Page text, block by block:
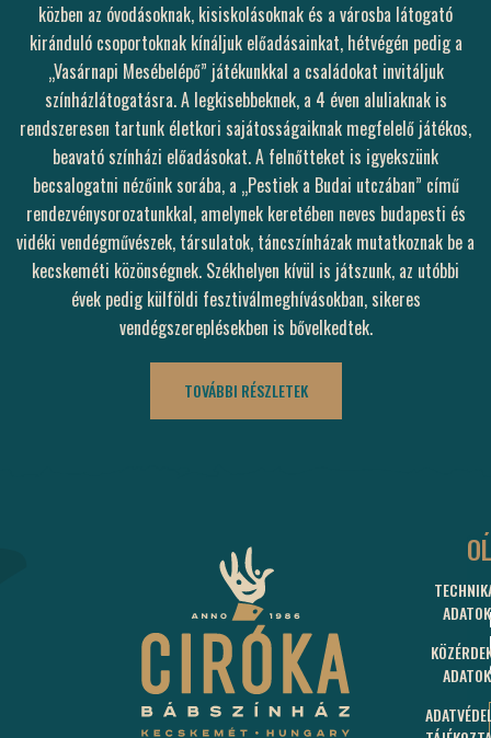
közben az óvodásoknak, kisiskolásoknak és a városba látogató
kiránduló csoportoknak kínáljuk előadásainkat, hétvégén pedig a
„Vasárnapi Mesébelépő” játékunkkal a családokat invitáljuk
színházlátogatásra. A legkisebbeknek, a 4 éven aluliaknak is
rendszeresen tartunk életkori sajátosságaiknak megfelelő játékos,
beavató színházi előadásokat. A felnőtteket is igyekszünk
becsalogatni nézőink sorába, a „Pestiek a Budai utczában” című
rendezvénysorozatunkkal, amelynek keretében neves budapesti és
vidéki vendégművészek, társulatok, táncszínházak mutatkoznak be a
kecskeméti közönségnek. Székhelyen kívül is játszunk, az utóbbi
évek pedig külföldi fesztiválmeghívásokban, sikeres
vendégszereplésekben is bővelkedtek.
TOVÁBBI RÉSZLETEK
U.
15.
ADATOK
ADATOK